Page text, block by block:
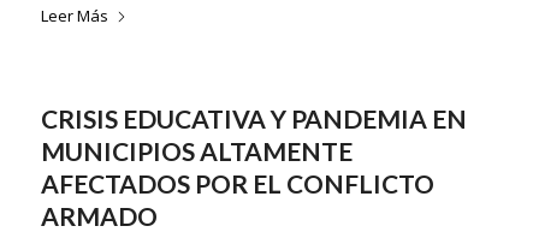
Leer Más
CRISIS EDUCATIVA Y PANDEMIA EN
MUNICIPIOS ALTAMENTE
AFECTADOS POR EL CONFLICTO
ARMADO